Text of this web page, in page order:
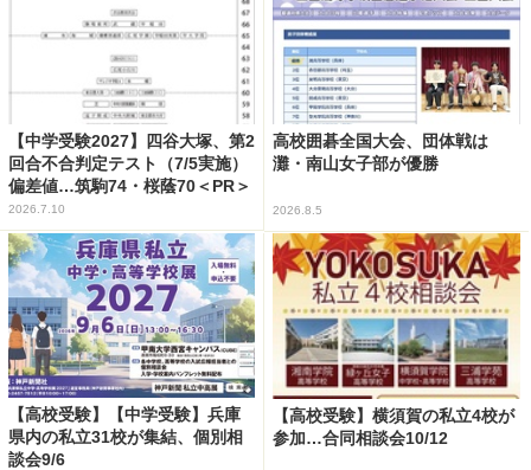
【中学受験2027】四谷大塚、第2
回合不合判定テスト（7/5実施）
偏差値…筑駒74・桜蔭70＜PR＞
2026.7.10
高校囲碁全国大会、団体戦は
灘・南山女子部が優勝
2026.8.5
【高校受験】【中学受験】兵庫
県内の私立31校が集結、個別相
談会9/6
【高校受験】横須賀の私立4校が
参加…合同相談会10/12